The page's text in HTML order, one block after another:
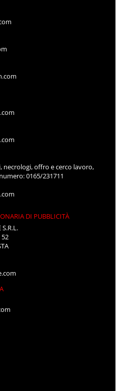
necrologi, offro e cerco lavoro,
0165/231711
DI PUBBLICITÀ
S.R.L.
52